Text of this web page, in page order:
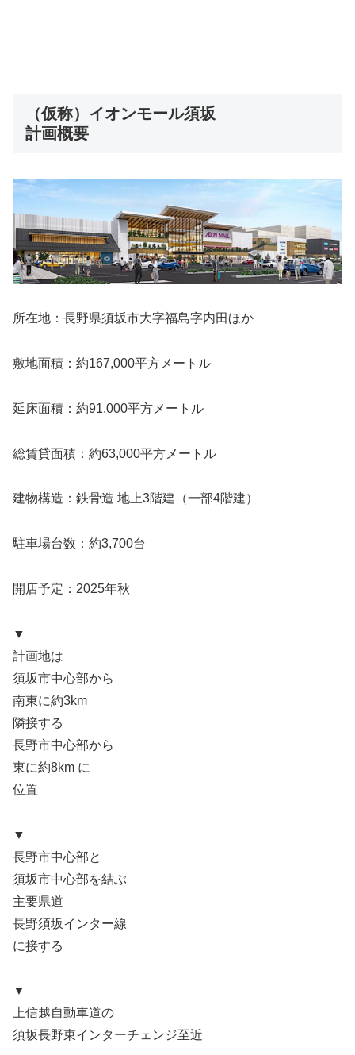
（仮称）イオンモール須坂
計画概要
所在地：長野県須坂市大字福島字内田ほか
敷地面積：約167,000平方メートル
延床面積：約91,000平方メートル
総賃貸面積：約63,000平方メートル
建物構造：鉄骨造 地上3階建（一部4階建）
駐車場台数：約3,700台
開店予定：2025年秋
▼
計画地は
須坂市中心部から
南東に約3km
隣接する
長野市中心部から
東に約8km に
位置
▼
長野市中心部と
須坂市中心部を結ぶ
主要県道
長野須坂インター線
に接する
▼
上信越自動車道の
須坂長野東インターチェンジ至近